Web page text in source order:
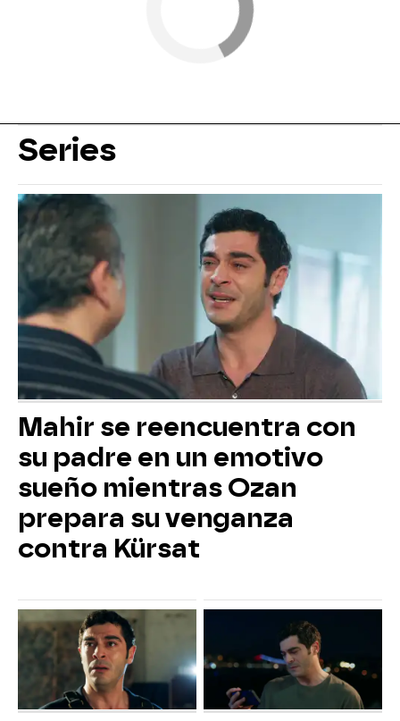
Series
Mahir se reencuentra con
su padre en un emotivo
sueño mientras Ozan
prepara su venganza
contra Kürsat